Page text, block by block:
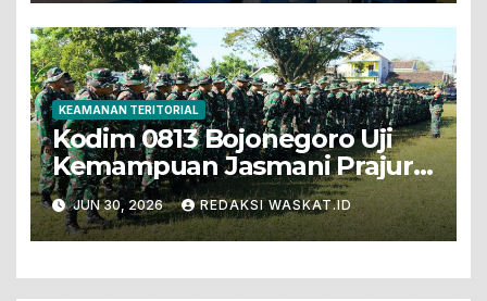
KEAMANAN TERITORIAL
Kodim 0813 Bojonegoro Uji
Kemampuan Jasmani Prajurit
Dengan PSJM Sistem Blok
JUN 30, 2026 REDAKSI WASKAT.ID